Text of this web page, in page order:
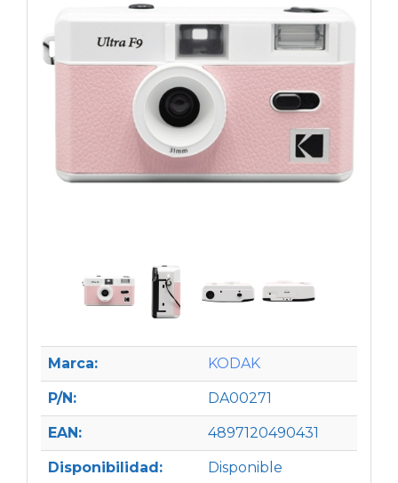
Marca: KODAK
P/N: DA00271
EAN: 4897120490431
Disponibilidad: Disponible